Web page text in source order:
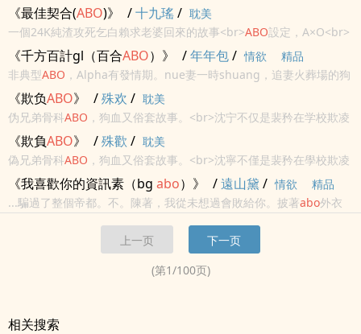
渣攻回头，狗血套路，191祖传配方。<br>虐恋
难收 HE
《最佳契合(ABO)》 /十九瑤/ 耽美
一個24K純渣攻死乞白賴求老婆回來的故事<br>ABO設定，A×O<br>
渣攻回頭，狗血套路，191祖傳配方。<br>虐戀ABO
破鏡重圓 覆水
難收 HE
《千方百計gl（百合ABO）》 /年年包/ 情欲
精品
非典型ABO ，Alpha有發情期。nue妻一時shuang，追妻火葬場的狗
血文。強O弱A，Alpha鬱離是受，是受，是很美味會哭唧唧的受。 美
豔偏執狠姐姐O &amp; 外冷neire清冷溫柔...
《欺负ABO》 /殊欢 / 耽美
伪兄弟骨科ABO ，狗血又俗套故事。<br>沈宁不仅是裴矜在学校欺凌
的对象，更是裴矜父亲在外多年的私生子，裴矜在学校欺负他，在家
里欺负他，在床上欺负他，仗着他是一个alpha，是他的哥哥。<br...
《欺負ABO》 /殊歡 / 耽美
偽兄弟骨科ABO ，狗血又俗套故事。<br>沈寧不僅是裴矜在學校欺凌
的物件，更是裴矜父親在外多年的私生子，裴矜在學校欺負他，在家
裡欺負他，在床上欺負他，仗著他是一個alpha，是他的哥哥。<br...
《我喜歡你的資訊素（bg abo）》 /遠山黛/ 情欲
精品
...騙過了整個帝都。不。陳著，我從未想過會敗給你。披著abo外衣
abo言情比較少，對abo不是很瞭解，私設大概是
alpha社會地位最高，beta工蜂設定，omega社會地位...
上一页
下一页
(第1/100页)
相关搜索